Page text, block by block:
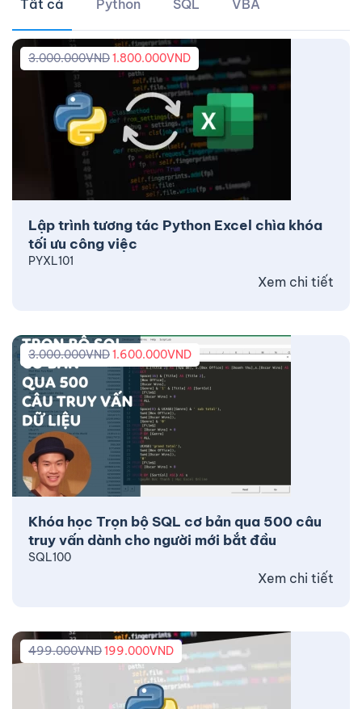
Tất cả Python SQL VBA
Lập trình tương tác Python Excel chìa khóa
tối ưu công việc
3.000.000VND1.800.000VND
PYXL101
Xem chi tiết
Khóa học Trọn bộ SQL cơ bản qua 500 câu
truy vấn dành cho người mới bắt đầu
3.000.000VND1.600.000VND
SQL100
Xem chi tiết
499.000VND199.000VND